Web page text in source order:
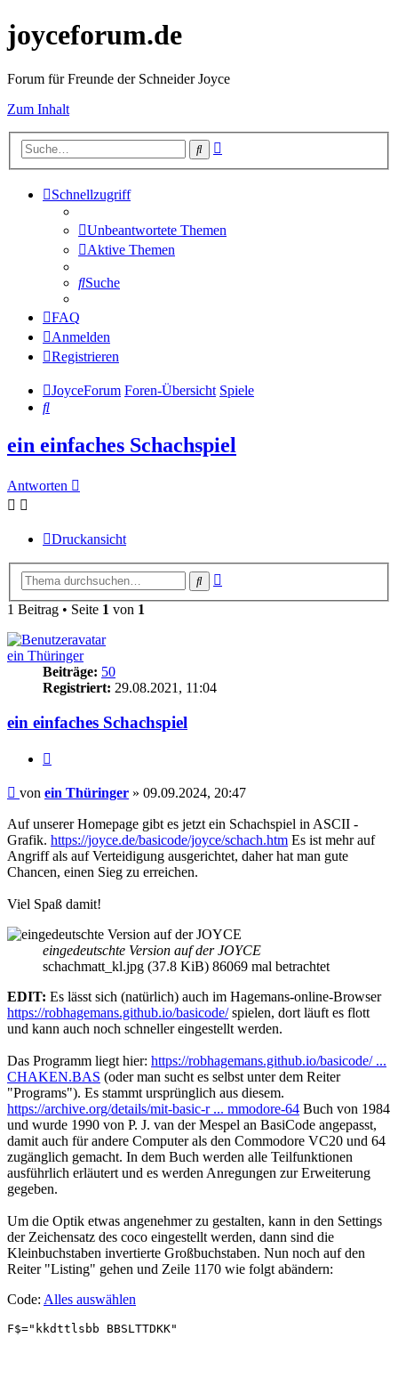
joyceforum.de
Forum für Freunde der Schneider Joyce
Zum Inhalt
Suche
Schnellzugriff
Unbeantwortete Themen
Aktive Themen
Suche
FAQ
Anmelden
Registrieren
JoyceForum Foren-Übersicht Spiele
Suche
ein einfaches Schachspiel
Antworten
Druckansicht
Suche
1 Beitrag • Seite 1 von 1
ein Thüringer
Beiträge: 50
Registriert: 29.08.2021, 11:04
ein einfaches Schachspiel
Beitrag
von ein Thüringer » 09.09.2024, 20:47
Auf unserer Homepage gibt es jetzt ein Schachspiel in ASCII -
Grafik. https://joyce.de/basicode/joyce/schach.htm Es ist mehr auf
Angriff als auf Verteidigung ausgerichtet, daher hat man gute
Chancen, einen Sieg zu erreichen.
Viel Spaß damit!
eingedeutschte Version auf der JOYCE
schachmatt_kl.jpg (37.8 KiB) 86069 mal betrachtet
EDIT: Es lässt sich (natürlich) auch im Hagemans-online-Browser
https://robhagemans.github.io/basicode/spielen, dort läuft es flott
und kann auch noch schneller eingestellt werden.
Das Programm liegt hier: https://robhagemans.github.io/basicode/ ...
CHAKEN.BAS (oder man sucht es selbst unter dem Reiter
"Programs"). Es stammt ursprünglich aus diesem.
https://archive.org/details/mit-basic-r ... mmodore-64 Buch von 1984
und wurde 1990 von P. J. van der Mespel an BasiCode angepasst,
damit auch für andere Computer als den Commodore VC20 und 64
zugänglich gemacht. In dem Buch werden alle Teilfunktionen
ausführlich erläutert und es werden Anregungen zur Erweiterung
gegeben.
Um die Optik etwas angenehmer zu gestalten, kann in den Settings
der Zeichensatz des coco eingestellt werden, dann sind die
Kleinbuchstaben invertierte Großbuchstaben. Nun noch auf den
Reiter "Listing" gehen und Zeile 1170 wie folgt abändern:
Code: Alles auswählen
F$="kkdttlsbb BBSLTTDKK"